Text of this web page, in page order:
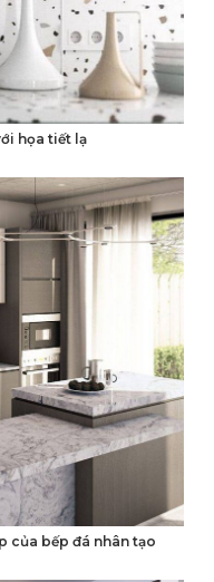
họa tiết lạ
của bếp đá nhân tạo